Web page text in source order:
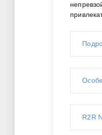
R2R